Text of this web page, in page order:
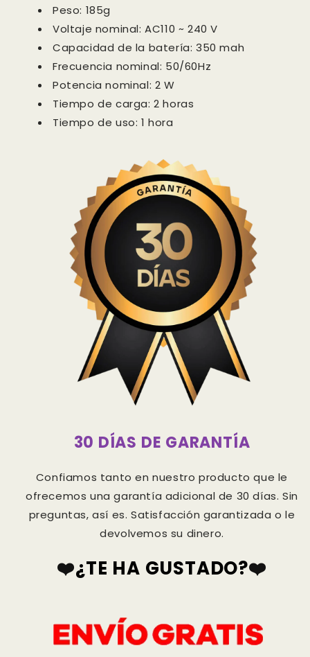
Peso: 185g
Voltaje nominal: AC110 ~ 240 V
Capacidad de la batería: 350 mah
Frecuencia nominal: 50/60Hz
Potencia nominal: 2 W
Tiempo de carga: 2 horas
Tiempo de uso: 1 hora
30 DÍAS DE GARANTÍA
Confiamos tanto en nuestro producto que le
ofrecemos una garantía adicional de 30 días. Sin
preguntas, así es. Satisfacción garantizada o le
devolvemos su dinero.
❤️¿TE HA GUSTADO?❤️